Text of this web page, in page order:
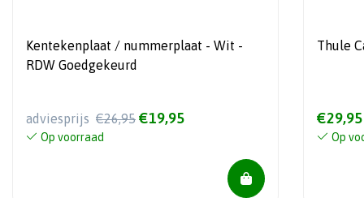
Kentekenplaat / nummerplaat - Wit -
RDW Goedgekeurd
adviesprijs €26,95 €19,95
Op voorraad
Thule
€29,95
Op